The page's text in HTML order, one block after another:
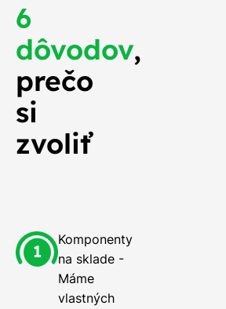
6
dôvodov,
prečo
si
zvoliť
Komponenty
na sklade -
Máme
vlastných